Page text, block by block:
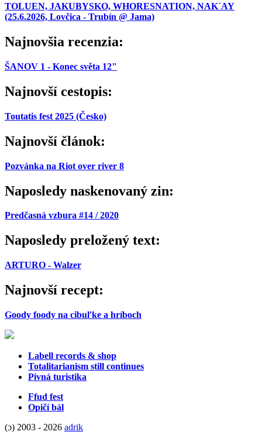
TOLUEN, JAKUBYSKO, WHORESNATION, NAK´AY
(25.6.2026, Lovčica - Trubín @ Jama)
Najnovšia recenzia:
ŠANOV 1 - Konec světa 12"
Najnovší cestopis:
Toutatis fest 2025 (Česko)
Najnovší článok:
Pozvánka na Riot over river 8
Naposledy naskenovaný zin:
Predčasná vzbura #14 / 2020
Naposledy preložený text:
ARTURO - Walzer
Najnovší recept:
Goody foody na cibuľke a hríboch
Labell records & shop
Totalitarianism still continues
Pivná turistika
Ffud fest
Opičí bál
(ɔ) 2003 - 2026 adrik